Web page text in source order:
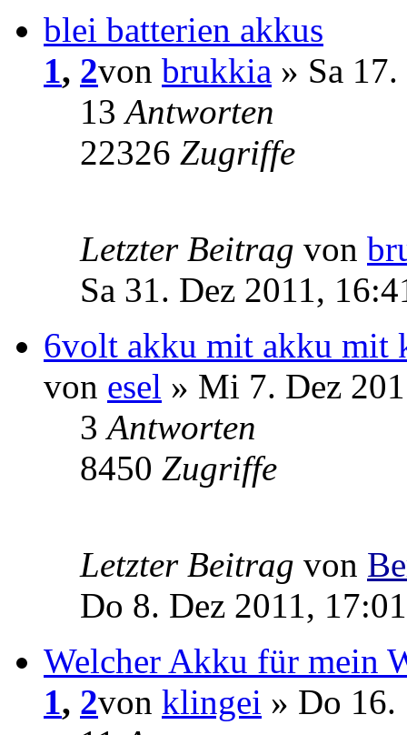
blei batterien akkus
1, 2von brukkia » Sa
13Antworten
22326 Zugriffe
Letzter Beitrag von
Sa 31. Dez 2011,
6volt akku mit akku mit
von esel » Mi 7. Dez
3Antworten
8450 Zugriffe
Letzter Beitrag von
Do 8. Dez 2011, 17:01
Welcher Akku für mein
1, 2von klingei » Do 16.